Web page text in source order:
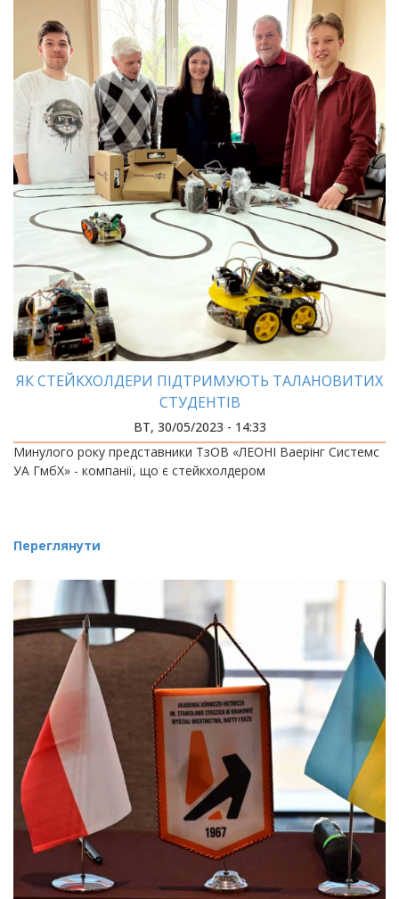
ЯК СТЕЙКХОЛДЕРИ ПІДТРИМУЮТЬ ТАЛАНОВИТИХ
СТУДЕНТІВ
ВТ, 30/05/2023 - 14:33
Минулого року представники ТзОВ «ЛЕОНІ Ваерінг Системс
УА ГмбХ» - компанії, що є стейкхолдером
Переглянути